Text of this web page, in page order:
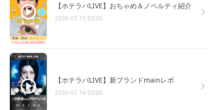
【ホテラバLIVE】おちゃめ＆ノベルティ紹介
2026-07-15 03:00
【ホテラバLIVE】新ブランドmainレポ
2026-07-14 03:00